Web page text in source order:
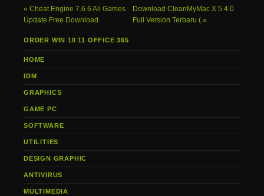
Cheat Engine 7.6.6 All Games
Update Free Download
Download CleanMyMac X 5.4.0
Full Version Terbaru (
ORDER WIN 10 11 OFFICE 365
HOME
IDM
GRAPHICS
GAME PC
SOFTWARE
UTILITIES
DESIGN GRAPHIC
ANTIVIRUS
MULTIMEDIA